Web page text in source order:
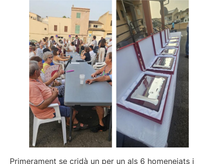
Primerament se cridà un per un als 6 homenejats i